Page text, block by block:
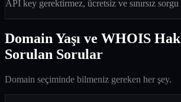
API key gerektirmez, ücretsiz ve sınırsız
Domain Yaşı ve WHOIS
Sorulan Sorular
Domain seçiminde bilmeniz gereken her şey.